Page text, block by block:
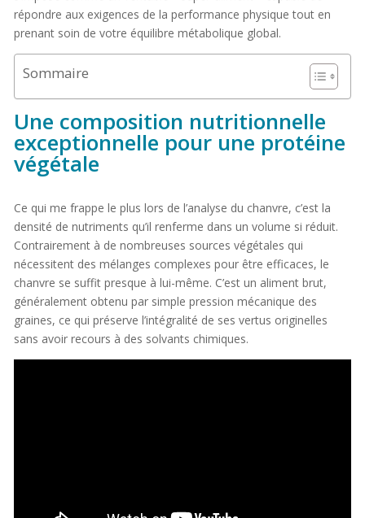
répondre aux exigences de la performance physique tout en
prenant soin de votre équilibre métabolique global.
Sommaire
Une composition nutritionnelle
exceptionnelle pour une protéine
végétale
Ce qui me frappe le plus lors de l’analyse du chanvre, c’est la
densité de nutriments qu’il renferme dans un volume si réduit.
Contrairement à de nombreuses sources végétales qui
nécessitent des mélanges complexes pour être efficaces, le
chanvre se suffit presque à lui-même. C’est un aliment brut,
généralement obtenu par simple pression mécanique des
graines, ce qui préserve l’intégralité de ses vertus originelles
sans avoir recours à des solvants chimiques.